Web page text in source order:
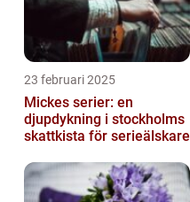
23 februari 2025
Mickes serier: en
djupdykning i stockholms
skattkista för serieälskare